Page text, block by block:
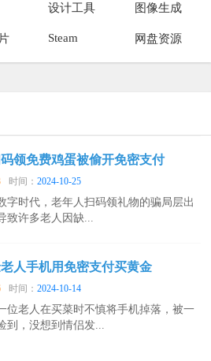
设计工具 图像生成
Steam 网盘资源
领免费鸡蛋被偷开免密支付
时间：2024-10-25
字时代，老年人扫码领礼物的骗局层出
致许多老人因缺...
人手机用免密支付买黄金
时间：2024-10-14
位老人在买菜时不慎将手机掉落，被一
到，没想到情侣发...